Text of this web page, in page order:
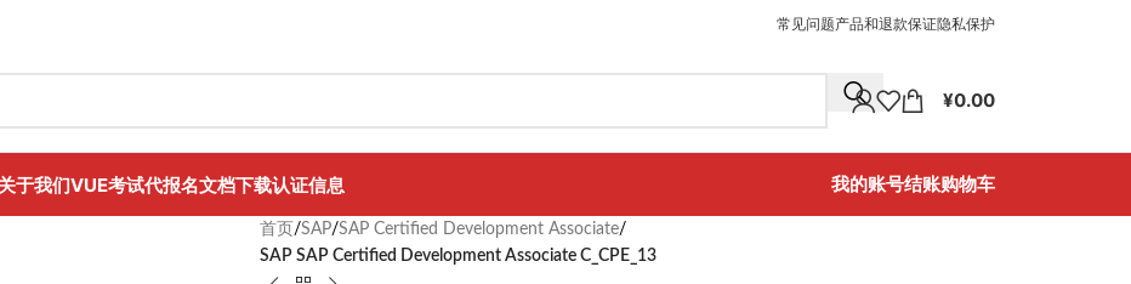
常见问题产品和退款保证隐私保护
¥0.00
关于我们VUE考试代报名文档下载认证信息 我的账号结账购物车
首页 /SAP/SAP Certified Development Associate/
SAP SAP Certified Development Associate C_CPE_13